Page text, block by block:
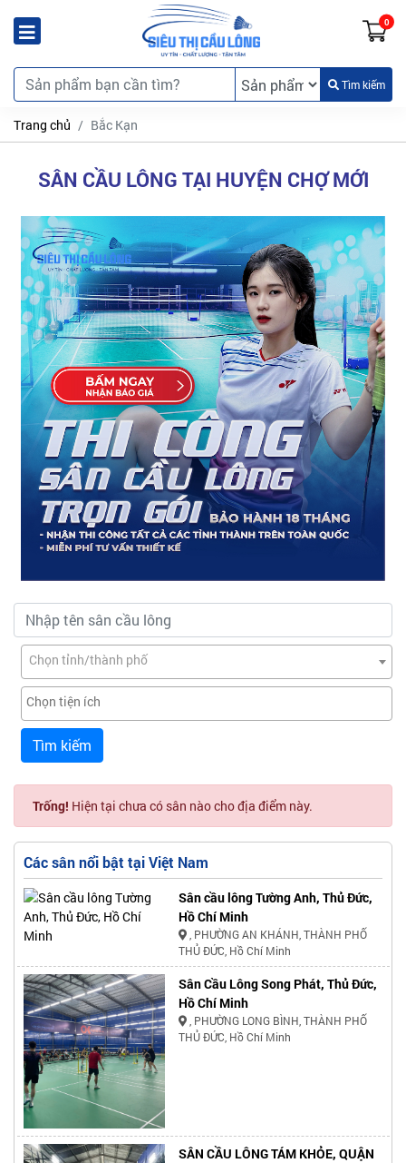
0
Tìm kiếm
Trang chủ Bắc Kạn
SÂN CẦU LÔNG TẠI HUYỆN CHỢ MỚI
Chọn tỉnh/thành phố
Tìm kiếm
Trống! Hiện tại chưa có sân nào cho địa điểm này.
Các sân nổi bật tại Việt Nam
Sân cầu lông Tường Anh, Thủ Đức,
Hồ Chí Minh
, PHƯỜNG AN KHÁNH, THÀNH PHỐ
THỦ ĐỨC, Hồ Chí Minh
Sân Cầu Lông Song Phát, Thủ Đức,
Hồ Chí Minh
, PHƯỜNG LONG BÌNH, THÀNH PHỐ
THỦ ĐỨC, Hồ Chí Minh
SÂN CẦU LÔNG TÁM KHỎE, QUẬN